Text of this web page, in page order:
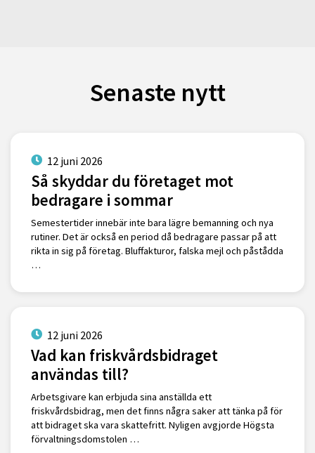
Senaste nytt
12 juni 2026
Så skyddar du företaget mot
bedragare i sommar
Semestertider innebär inte bara lägre bemanning och nya
rutiner. Det är också en period då bedragare passar på att
rikta in sig på företag. Bluffakturor, falska mejl och påstådda
…
12 juni 2026
Vad kan friskvårdsbidraget
användas till?
Arbetsgivare kan erbjuda sina anställda ett
friskvårdsbidrag, men det finns några saker att tänka på för
att bidraget ska vara skattefritt. Nyligen avgjorde Högsta
förvaltningsdomstolen …